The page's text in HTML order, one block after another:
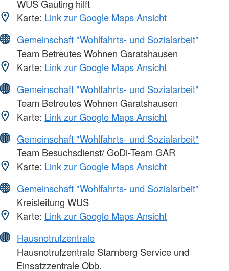
WUS Gauting hilft
Karte: Link zur Google Maps Ansicht
Gemeinschaft "Wohlfahrts- und Sozialarbeit"
Team Betreutes Wohnen Garatshausen
Karte: Link zur Google Maps Ansicht
Gemeinschaft "Wohlfahrts- und Sozialarbeit"
Team Betreutes Wohnen Garatshausen
Karte: Link zur Google Maps Ansicht
Gemeinschaft "Wohlfahrts- und Sozialarbeit"
Team Besuchsdienst/ GoDi-Team GAR
Karte: Link zur Google Maps Ansicht
Gemeinschaft "Wohlfahrts- und Sozialarbeit"
Kreisleitung WUS
Karte: Link zur Google Maps Ansicht
Hausnotrufzentrale
Hausnotrufzentrale Starnberg Service und
Einsatzzentrale Obb.